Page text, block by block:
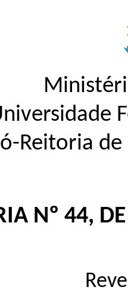
Reitoria de
Nº 44,